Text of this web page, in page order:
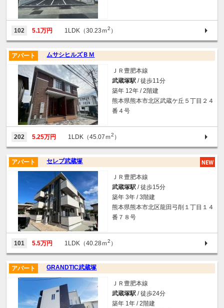
102 5.1万円 1LDK（30.23ｍ2 ）
ムサシヒルズＢＭ
アパート
ＪＲ豊肥本線
武蔵塚駅 / 徒歩11分
築年 12年 / 2階建
熊本県熊本市北区武蔵ケ丘５丁目２４
番４号
202 5.25万円 1LDK（45.07ｍ2 ）
セレブ武蔵塚
アパート
ＪＲ豊肥本線
武蔵塚駅 / 徒歩15分
築年 3年 / 3階建
熊本県熊本市北区龍田弓削１丁目１４
番７８号
101 5.5万円 1LDK（40.28ｍ2 ）
GRANDTIC武蔵塚
アパート
ＪＲ豊肥本線
武蔵塚駅 / 徒歩24分
築年 1年 / 2階建